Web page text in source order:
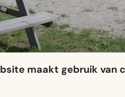
maakt gebruik van